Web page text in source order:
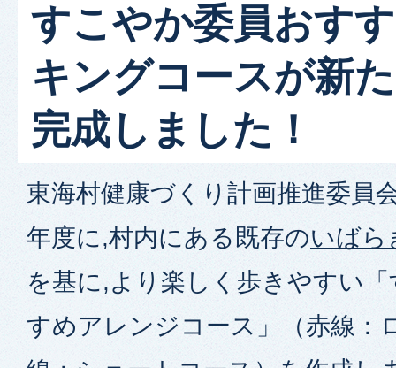
すこやか委員おす
キングコースが新
完成しました！
東海村健康づくり計画推進委員
年度に,村内にある既存のいばら
を基に,より楽しく歩きやすい
すめアレンジコース」（赤線：